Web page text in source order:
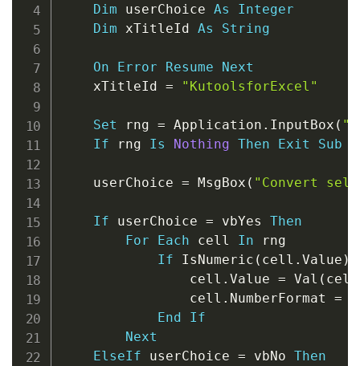
Dim userChoice As
Integer
Dim xTitleId As String
On Error Resume
Next
    xTitleId
= "KutoolsforExcel"
Set rng = Application . InputBox (
If rng Is Nothing Then Exit Sub
    userChoice
= MsgBox ( "Convert
If userChoice = vbYes Then
For
Each cell In rng
If IsNumeric ( cell . Value )
                cell
. Value = Val ( cell
                cell
. NumberFormat =
End
If
Next
ElseIf userChoice = vbNo Then